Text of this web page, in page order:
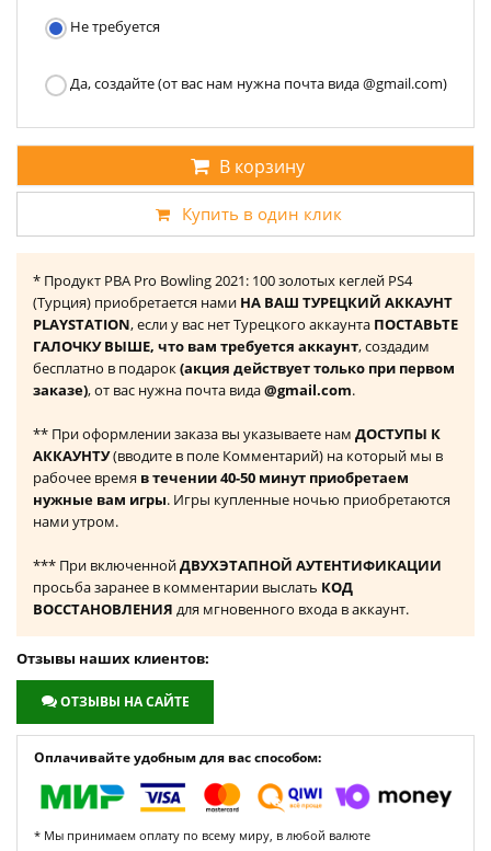
Не требуется
Да, создайте (от вас нам нужна почта вида @gmail.com)
В корзину
Купить в один клик
* Продукт PBA Pro Bowling 2021: 100 золотых кеглей PS4
(Турция) приобретается нами НА ВАШ ТУРЕЦКИЙ АККАУНТ
PLAYSTATION, если у вас нет Турецкого аккаунта ПОСТАВЬТЕ
ГАЛОЧКУ ВЫШЕ, что вам требуется аккаунт, создадим
бесплатно в подарок(акция действует только при первом
заказе), от вас нужна почта вида@gmail.com.
** При оформлении заказа вы указываете нам ДОСТУПЫ К
АККАУНТУ(вводите в поле Комментарий) на который мы в
рабочее время в течении 40-50 минут приобретаем
нужные вам игры. Игры купленные ночью приобретаются
нами утром.
*** При включеннойДВУХЭТАПНОЙ АУТЕНТИФИКАЦИИ
просьба заранее в комментарии выслать КОД
ВОССТАНОВЛЕНИЯ для мгновенного входа в аккаунт.
Отзывы наших клиентов:
ОТЗЫВЫ НА САЙТЕ
Оплачивайте удобным для вас способом:
* Мы принимаем оплату по всему миру, в любой валюте